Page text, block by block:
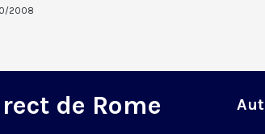
2008
de Rome